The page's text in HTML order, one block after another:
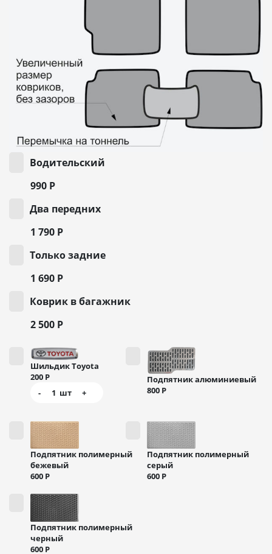
Водительский
990 Р
Два передних
1 790 Р
Только задние
1 690 Р
Коврик в багажник
2 500 Р
Шильдик Toyota
200 Р
-
1 шт +
Подпятник алюминиевый
800 Р
Подпятник полимерный
бежевый
600 Р
Подпятник полимерный
серый
600 Р
Подпятник полимерный
черный
600 Р